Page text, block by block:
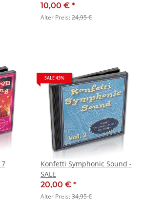
10,00 € *
Alter Preis:24,95 €
SALE 43%
Konfetti Symphonic Sound -
SALE
20,00 € *
Alter Preis:34,95 €